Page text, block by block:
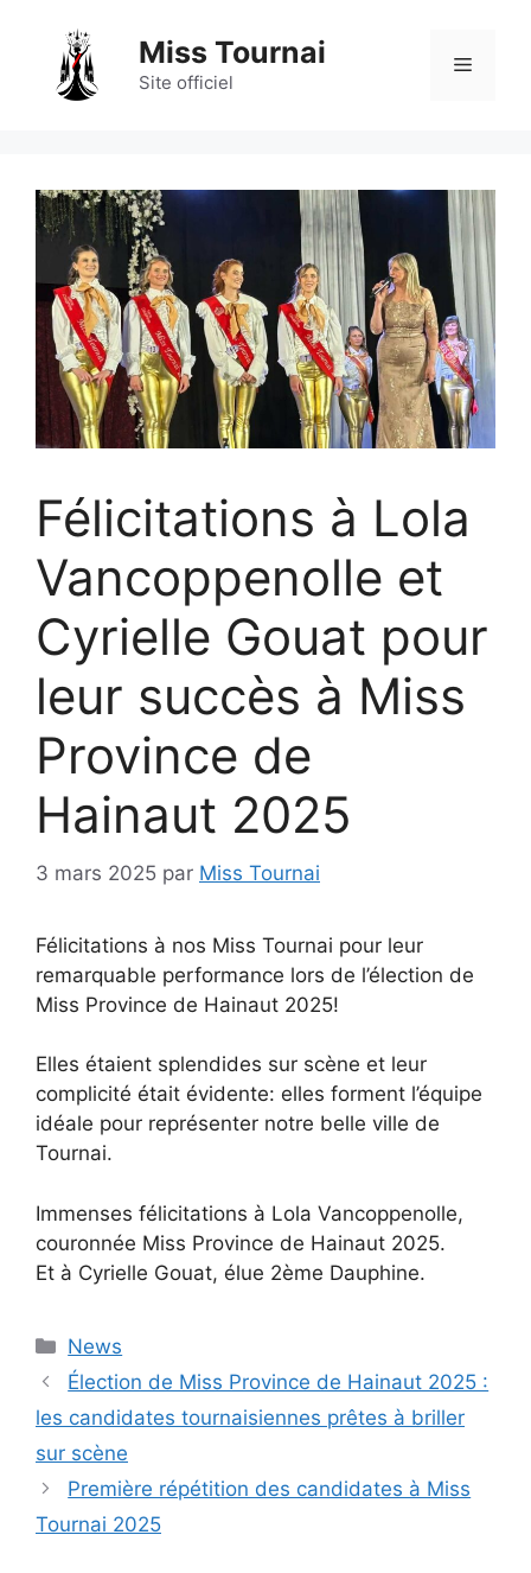
contenu
Miss Tournai
Site officiel
Menu
Félicitations à Lola
Vancoppenolle et
Cyrielle Gouat pour
leur succès à Miss
Province de
Hainaut 2025
3 mars 2025 par Miss Tournai
Félicitations à nos Miss Tournai pour leur
remarquable performance lors de l’élection de
Miss Province de Hainaut 2025!
Elles étaient splendides sur scène et leur
complicité était évidente: elles forment l’équipe
idéale pour représenter notre belle ville de
Tournai.
Immenses félicitations à Lola Vancoppenolle,
couronnée Miss Province de Hainaut 2025.
Et à Cyrielle Gouat, élue 2ème Dauphine.
Catégories
News
Élection de Miss Province de Hainaut 2025 :
les candidates tournaisiennes prêtes à briller
sur scène
Première répétition des candidates à Miss
Tournai 2025